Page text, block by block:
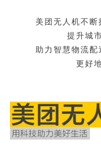
美团无人机不
提升城
助力智慧物流
更好